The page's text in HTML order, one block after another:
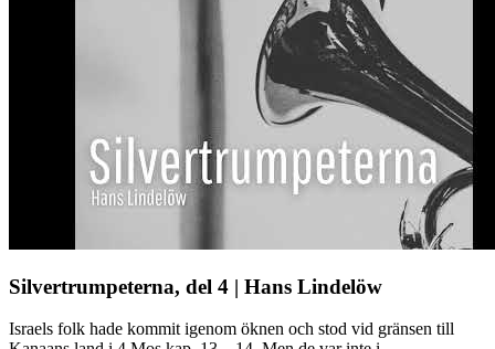
Silvertrumpeterna, del 4 | Hans Lindelöw
Israels folk hade kommit igenom öknen och stod vid gränsen till